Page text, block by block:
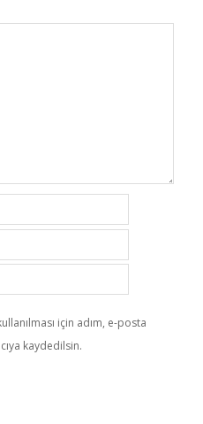
için adım, e-posta
kaydedilsin.